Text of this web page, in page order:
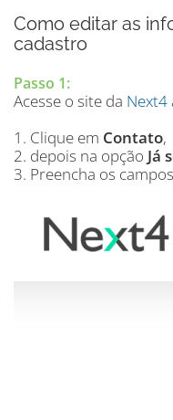
Como editar as
cadastro
Passo 1:
Acesse o site da Next4
1. Clique em Contato,
2. depois na opção Já
3. Preencha os